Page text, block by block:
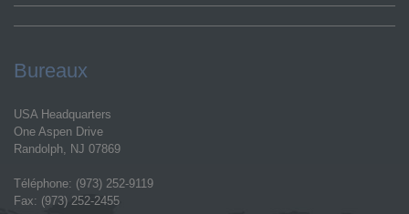
Bureaux
USA Headquarters
One Aspen Drive
Randolph, NJ 07869
Téléphone: (973) 252-9119
Fax: (973) 252-2455